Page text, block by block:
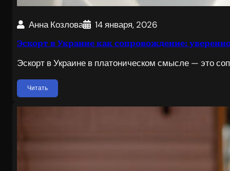
Анна Козлова 14 января, 2026
Эскорт в Украине как сопровождение:
Эскорт в Украине в платоническом смысле — это
Читать